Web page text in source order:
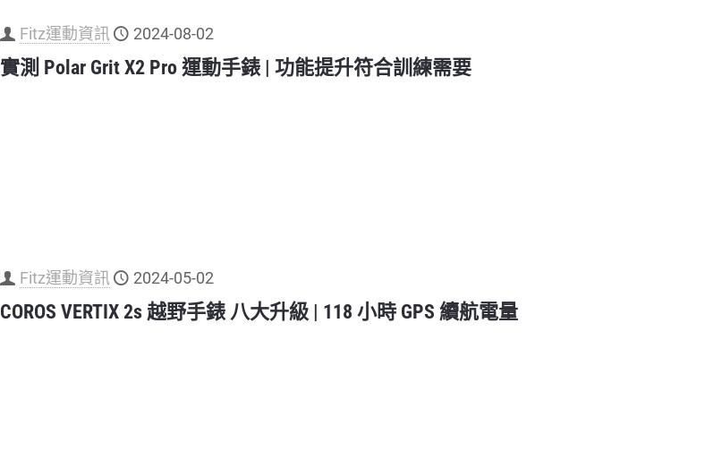
Fitz運動資訊 2024-08-02
實測 Polar Grit X2 Pro 運動手錶 | 功能提升符合訓練需要
Fitz運動資訊 2024-05-02
COROS VERTIX 2s 越野手錶 八大升級 | 118 小時 GPS 續航電量